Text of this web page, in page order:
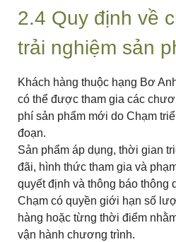
2.4 Quy định về
trải nghiệm sản
Khách hàng thuộc hạng Bơ
có thể được tham gia các
phí sản phẩm mới do Chạm
đoạn.
Sản phẩm áp dụng, thời gian
đãi, hình thức tham gia và
quyết định và thông báo thông
Chạm có quyền giới hạn số
hàng hoặc từng thời điểm
vận hành chương trình.